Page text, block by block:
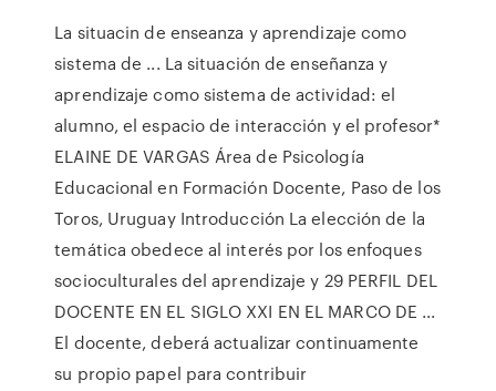
La situacin de enseanza y aprendizaje como
sistema de ... La situación de enseñanza y
aprendizaje como sistema de actividad: el
alumno, el espacio de interacción y el profesor*
ELAINE DE VARGAS Área de Psicología
Educacional en Formación Docente, Paso de los
Toros, Uruguay Introducción La elección de la
temática obedece al interés por los enfoques
socioculturales del aprendizaje y 29 PERFIL DEL
DOCENTE EN EL SIGLO XXI EN EL MARCO DE ...
El docente, deberá actualizar continuamente
su propio papel para contribuir